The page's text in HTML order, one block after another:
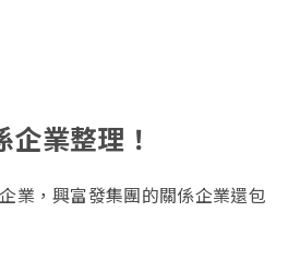
業整理！
業，興富發集團的關係企業還包